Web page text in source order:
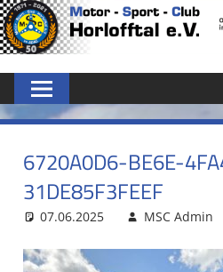
Zum
Inhalt
6720A0D6-BE6E-
31DE85F3FEEF
07.06.2025 MSC Admin